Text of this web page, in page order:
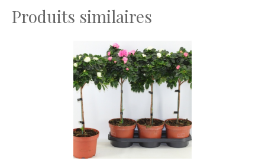
Produits similaires